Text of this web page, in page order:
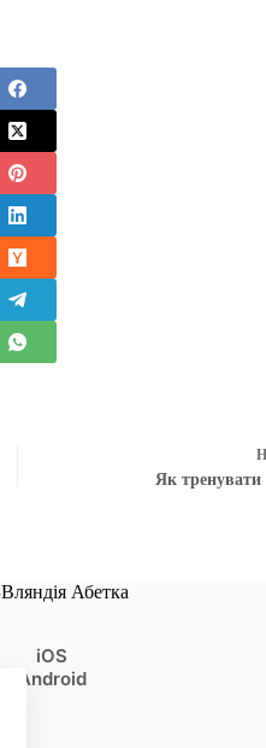
Як тренувати
Абетка
iOS
Android